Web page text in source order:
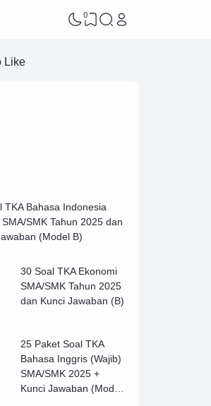
0
Like
TKA Bahasa Indonesia
SMA/SMK Tahun 2025 dan
(Model B)
30 Soal TKA Ekonomi
SMA/SMK Tahun 2025
dan Kunci Jawaban (B)
25 Paket Soal TKA
Bahasa Inggris (Wajib)
SMA/SMK 2025 +
Kunci Jawaban (Model